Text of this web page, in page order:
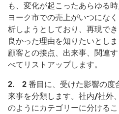
も、変化が起こったあらゆる
ヨーク市での売上がいつにな
析しようとしており、再現で
良かった理由を知りたいとし
顧客との接点、出来事、関連
べてリストアップします。
2. 2番目に、受けた影響の度
来事を分類します。社内/社外
のようにカテゴリーに分ける